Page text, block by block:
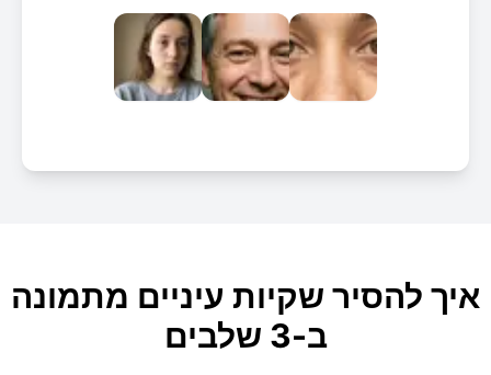
איך להסיר שקיות עיניים מתמונה
ב-3 שלבים